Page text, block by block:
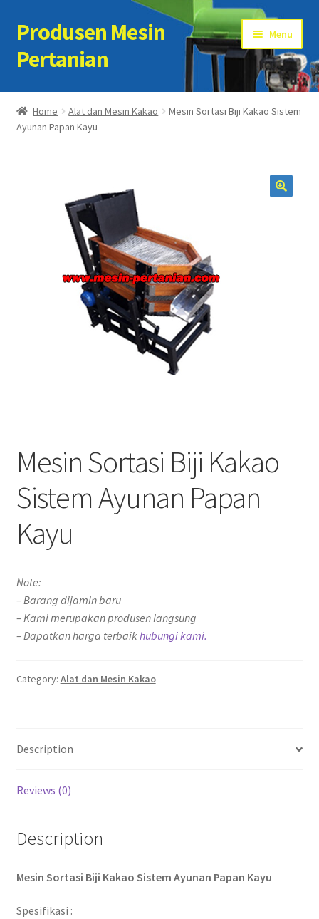
Skip
to
navigation
Skip
to
content
Produsen Mesin
Pertanian
Menu
Home
Artikel
Kontak Kami
My account
Home Alat dan Mesin Kakao
Mesin Sortasi Biji Kakao Sistem
Ayunan Papan Kayu
Mesin Sortasi Biji Kakao
Sistem Ayunan Papan
Kayu
Note:
– Barang dijamin baru
– Kami merupakan produsen langsung
– Dapatkan harga terbaikhubungi kami.
Category: Alat dan Mesin Kakao
Description
Reviews (0)
Description
Mesin Sortasi Biji Kakao Sistem Ayunan Papan Kayu
Spesifikasi :